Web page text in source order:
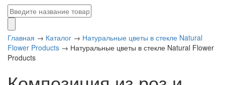
Главная → Каталог → Натуральные цветы в стекле Natural
Flower Products → Натуральные цветы в стекле Natural Flower
Products